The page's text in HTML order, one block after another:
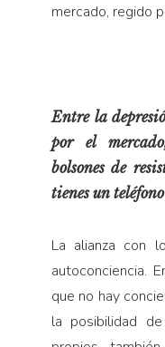
mercado, regido
Entre la
por el
bolsones de
tienes un
La alianza con
autoconciencia.
que no hay
la posibilidad